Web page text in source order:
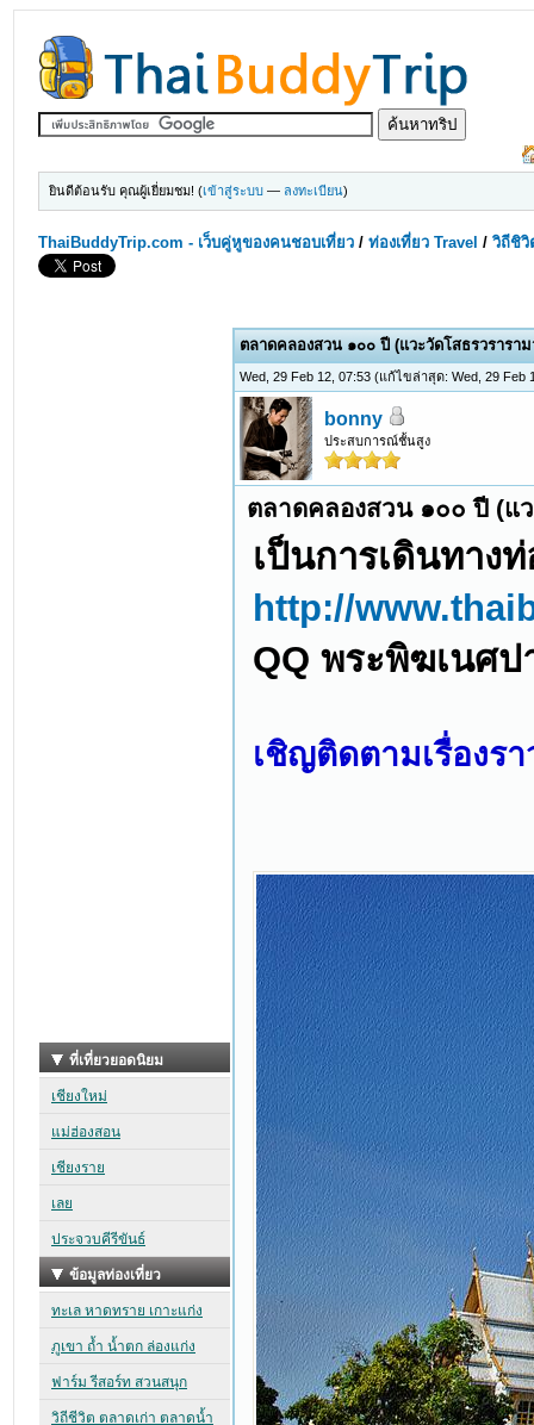
ยินดีต้อนรับ คุณผู้เยี่ยมชม! (เข้าสู่ระบบ — ลงทะเบียน)
ThaiBuddyTrip.com - เว็บคู่หูของคนชอบเที่ยว /ท่องเที่ยว Travel /วิถีชิ
ตลาดคลองสวน ๑๐๐ ปี (แวะวัดโสธรวรารา
Wed, 29 Feb 12, 07:53(แก้ไขล่าสุด: Wed, 29 Feb
bonny
ประสบการณ์ชั้นสูง
ตลาดคลองสวน ๑๐๐ ปี (แ
เป็นการเดินทาง
http://
QQ พระพิฆเนศป
เชิญติดตามเรื่องร